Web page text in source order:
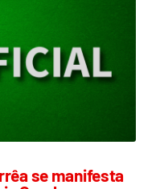
se manifesta